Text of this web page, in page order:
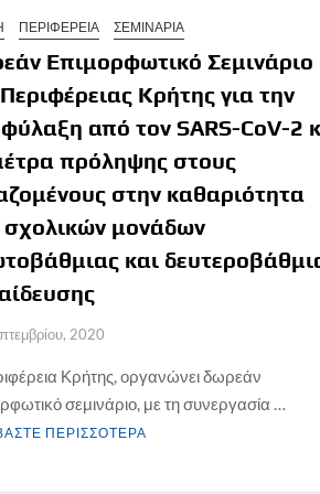
ΠΕΡΙΦΕΡΕΙΑ ΣΕΜΙΝΑΡΙΑ
Επιμορφωτικό Σεμινάριο
Κρήτης για την
από τον SARS-CoV-2
πρόληψης στους
στην καθαριότητα
μονάδων
και
2020
Κρήτης, οργανώνει δωρεάν
σεμινάριο, με τη συνεργασία …
ΠΕΡΙΣΣΟΤΕΡΑ